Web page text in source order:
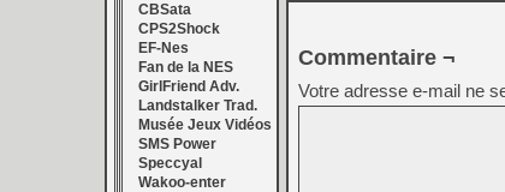
CBSata
CPS2Shock
EF-Nes
Fan de la NES
GirlFriend Adv.
Landstalker Trad.
Musée Jeux Vidéos
SMS Power
Speccyal
Wakoo-enter
Commentaire ¬
Votre adresse e-mail ne